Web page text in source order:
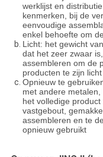
werklijst en
kenmerken, bij de
eenvoudige
enkel behoefte om
Licht: het gewicht
dat het zeer zwaar
assembleren om de
producten te zijn
Opnieuw te
met andere
het volledige
vastgebout,
assembleren en te
opnieuw gebruikt